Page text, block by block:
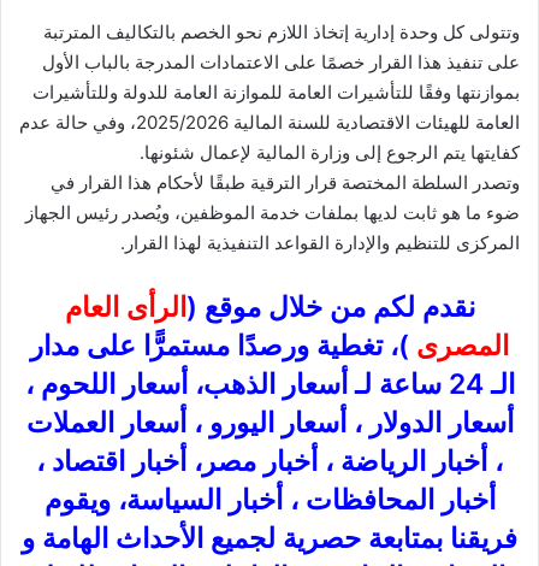
وتتولى كل وحدة إدارية إتخاذ اللازم نحو الخصم بالتكاليف المترتبة
على تنفيذ هذا القرار خصمًا على الاعتمادات المدرجة بالباب الأول
بموازنتها وفقًا للتأشيرات العامة للموازنة العامة للدولة وللتأشيرات
العامة للهيئات الاقتصادية للسنة المالية 2025/2026، وفي حالة عدم
كفايتها يتم الرجوع إلى وزارة المالية لإعمال شئونها.
وتصدر السلطة المختصة قرار الترقية طبقًا لأحكام هذا القرار في
ضوء ما هو ثابت لديها بملفات خدمة الموظفين، ويُصدر رئيس الجهاز
المركزى للتنظيم والإدارة القواعد التنفيذية لهذا القرار.
نقدم لكم من خلال موقع ( الرأى العام
المصرى )، تغطية ورصدًا مستمرًّا على مدار
الـ 24 ساعة لـ أسعار الذهب، أسعار اللحوم ،
أسعار الدولار ، أسعار اليورو ، أسعار العملات
، أخبار الرياضة ، أخبار مصر، أخبار اقتصاد ،
أخبار المحافظات ، أخبار السياسة، ويقوم
فريقنا بمتابعة حصرية لجميع الأحداث الهامة و